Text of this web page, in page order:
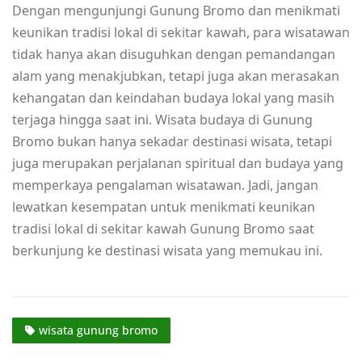
Dengan mengunjungi Gunung Bromo dan menikmati
keunikan tradisi lokal di sekitar kawah, para wisatawan
tidak hanya akan disuguhkan dengan pemandangan
alam yang menakjubkan, tetapi juga akan merasakan
kehangatan dan keindahan budaya lokal yang masih
terjaga hingga saat ini. Wisata budaya di Gunung
Bromo bukan hanya sekadar destinasi wisata, tetapi
juga merupakan perjalanan spiritual dan budaya yang
memperkaya pengalaman wisatawan. Jadi, jangan
lewatkan kesempatan untuk menikmati keunikan
tradisi lokal di sekitar kawah Gunung Bromo saat
berkunjung ke destinasi wisata yang memukau ini.
wisata gunung bromo